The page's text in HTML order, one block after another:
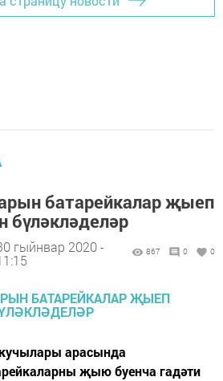
батарейкалар җыеп
бүләкләделәр
гыйнвар 2020 -
867 0 0
арасында
җыю буенча гадәти